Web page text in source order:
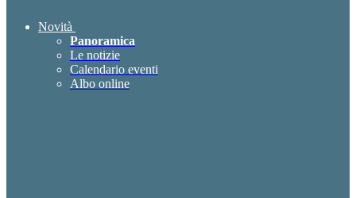
Novità
Panoramica
Le notizie
Calendario eventi
Albo online